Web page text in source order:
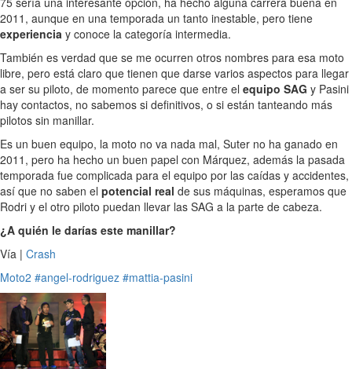
2011, aunque en una temporada un tanto inestable, pero tiene
experiencia y conoce la categoría intermedia.
También es verdad que se me ocurren otros nombres para esa moto
libre, pero está claro que tienen que darse varios aspectos para llegar
a ser su piloto, de momento parece que entre el equipo SAG y Pasini
hay contactos, no sabemos si definitivos, o si están tanteando más
pilotos sin manillar.
Es un buen equipo, la moto no va nada mal, Suter no ha ganado en
2011, pero ha hecho un buen papel con Márquez, además la pasada
temporada fue complicada para el equipo por las caídas y accidentes,
así que no saben el potencial real de sus máquinas, esperamos que
Rodri y el otro piloto puedan llevar las SAG a la parte de cabeza.
¿A quién le darías este manillar?
Vía | Crash
Moto2 #angel-rodriguez #mattia-pasini